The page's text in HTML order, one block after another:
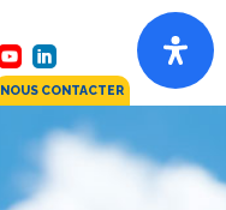
NOUS CONTACTER